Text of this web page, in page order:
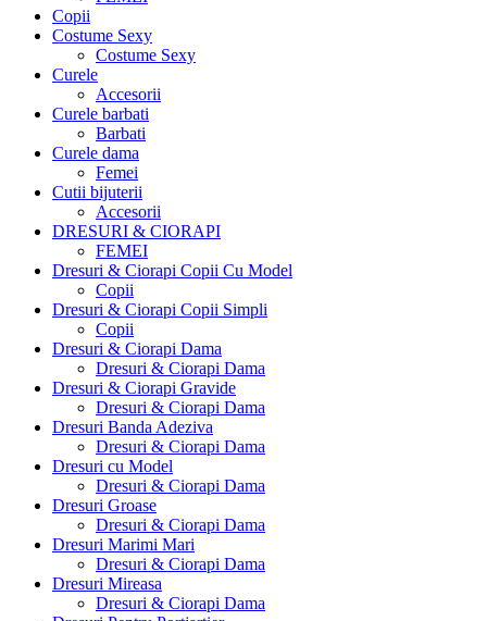
Copii
Costume Sexy
Costume Sexy
Curele
Accesorii
Curele barbati
Barbati
Curele dama
Femei
Cutii bijuterii
Accesorii
DRESURI & CIORAPI
FEMEI
Dresuri & Ciorapi Copii Cu Model
Copii
Dresuri & Ciorapi Copii Simpli
Copii
Dresuri & Ciorapi Dama
Dresuri & Ciorapi Dama
Dresuri & Ciorapi Gravide
Dresuri & Ciorapi Dama
Dresuri Banda Adeziva
Dresuri & Ciorapi Dama
Dresuri cu Model
Dresuri & Ciorapi Dama
Dresuri Groase
Dresuri & Ciorapi Dama
Dresuri Marimi Mari
Dresuri & Ciorapi Dama
Dresuri Mireasa
Dresuri & Ciorapi Dama